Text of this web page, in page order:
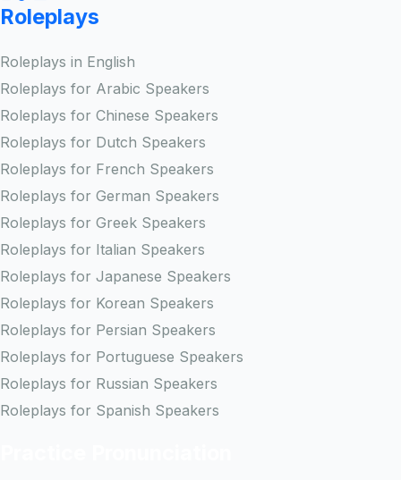
Roleplays
Roleplays in English
Roleplays for Arabic Speakers
Roleplays for Chinese Speakers
Roleplays for Dutch Speakers
Roleplays for French Speakers
Roleplays for German Speakers
Roleplays for Greek Speakers
Roleplays for Italian Speakers
Roleplays for Japanese Speakers
Roleplays for Korean Speakers
Roleplays for Persian Speakers
Roleplays for Portuguese Speakers
Roleplays for Russian Speakers
Roleplays for Spanish Speakers